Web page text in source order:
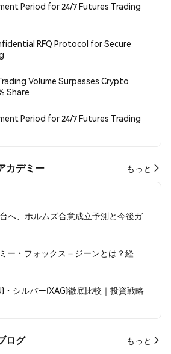
Period for 24/7 Futures Trading
RFQ Protocol for Secure
Volume Surpasses Crypto
Share
Period for 24/7 Futures Trading
カデミー もっと
へ、ホルムズ合意成立予測と今後ガ
ー・フォックス＝ジーンとは？経
・シルバー(XAG)徹底比較｜投資戦略
ログ もっと